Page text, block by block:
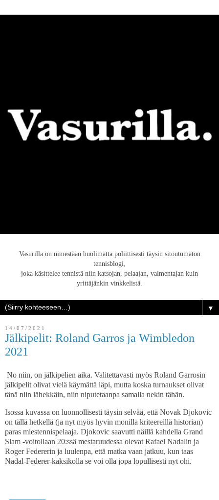
Vasurilla on nimestään huolimatta poliittisesti täysin sitoutumaton
tennisblogi,
joka käsittelee tennistä niin katsojan, pelaajan, valmentajan kuin
yrittäjänkin vinkkelistä.
▼
14/07/2021
Jälkipelit: Roland Garros ja Wimbledon
2021
No niin, on jälkipelien aika. Valitettavasti myös Roland Garrosin
jälkipelit olivat vielä käymättä läpi, mutta koska turnaukset olivat
tänä niin lähekkäin, niin niputetaanpa samalla nekin tähän.
Isossa kuvassa on luonnollisesti täysin selvää, että Novak Djokovic
on tällä hetkellä (ja nyt myös hyvin monilla kriteereillä historian)
paras miestennispelaaja. Djokovic saavutti näillä kahdella Grand
Slam -voitollaan 20:ssä mestaruudessa olevat Rafael Nadalin ja
Roger Federerin ja luulenpa, että matka vaan jatkuu, kun taas
Nadal-Federer-kaksikolla se voi olla jopa lopullisesti nyt ohi.